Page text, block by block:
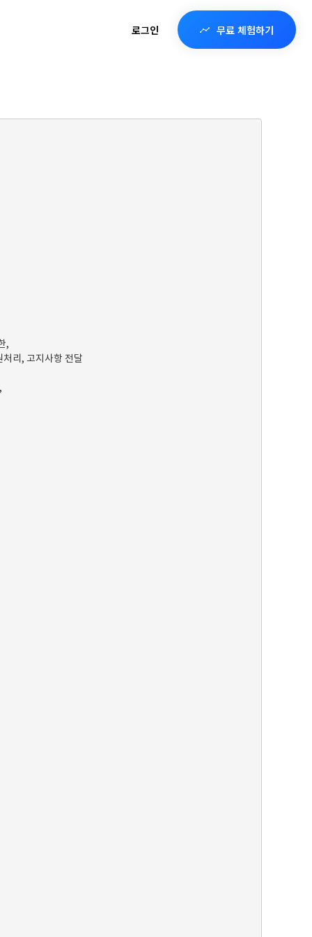
로그인 무료 체험하기
,
리, 고지사항 전달